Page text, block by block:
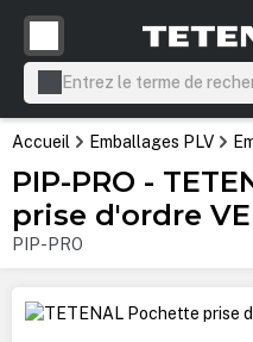
principal
Accueil Emballages PLV
PIP-PRO -
prise d'ordre
PIP-PRO
Ignorer la galerie d'images